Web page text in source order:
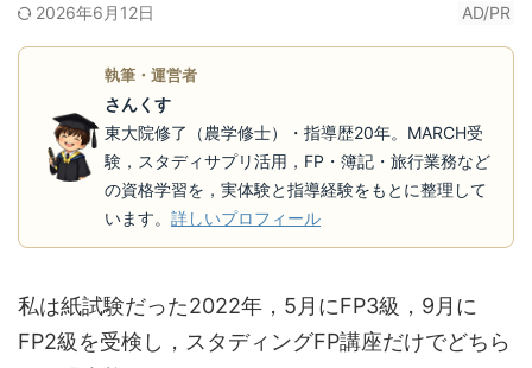
2026年6月12日 AD/PR
執筆・運営者
さんくす
東大院修了（農学修士）・指導歴20年。MARCH受
験，スタディサプリ活用，FP・簿記・旅行業務など
の資格学習を，実体験と指導経験をもとに整理して
います。 詳しいプロフィール
私は紙試験だった2022年，5月にFP3級，9月に
FP2級を受検し，スタディングFP講座だけでどちら